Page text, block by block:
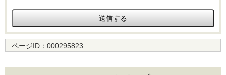
ページID： 000295823